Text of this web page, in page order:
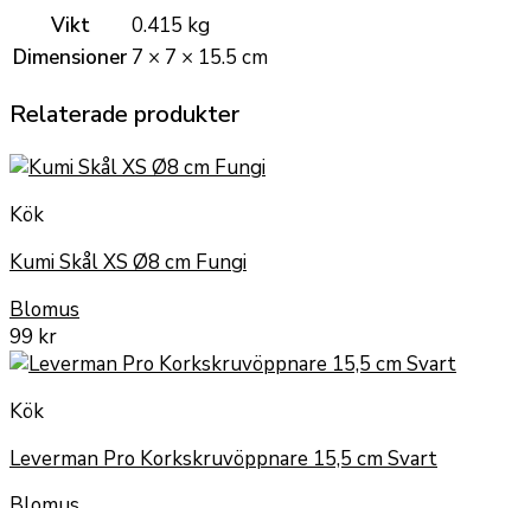
Vikt
0.415 kg
Dimensioner 7 × 7 × 15.5 cm
Relaterade produkter
Kök
Kumi Skål XS Ø8 cm Fungi
Blomus
99 kr
Kök
Leverman Pro Korkskruvöppnare 15,5 cm Svart